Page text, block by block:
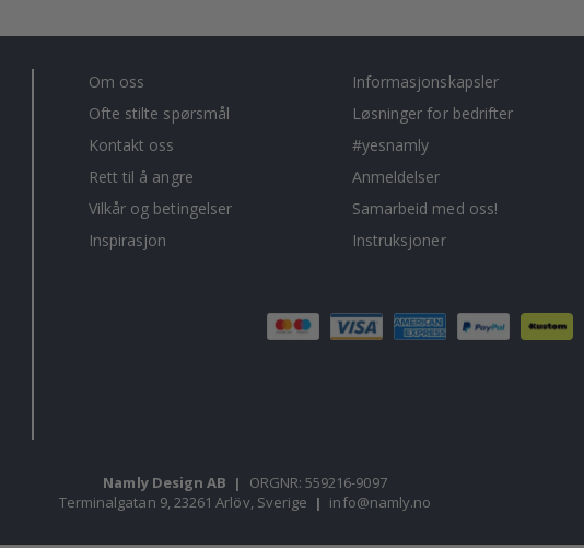
Om oss
Ofte stilte spørsmål
Kontakt oss
Rett til å angre
Vilkår og betingelser
Inspirasjon
Informasjonskapsler
Løsninger for bedrifter
#yesnamly
Anmeldelser
Samarbeid med oss!
Instruksjoner
Namly Design AB |
ORGNR: 559216-9097
Terminalgatan 9, 23261 Arlöv, Sverige | info@namly.no